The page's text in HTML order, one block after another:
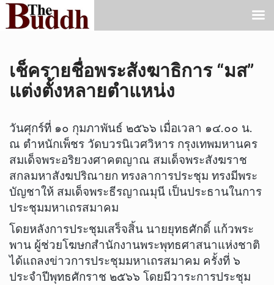
เช็ครายชื่อพระสังฆาธิการ “มส”
แต่งตั้งหลายตำแหน่ง
วันศุกร์ที่ ๑๐ กุมภาพันธ์ ๒๕๖๖ เมื่อเวลา ๑๔.๐๐ น.
ณ ตำหนักเพ็ชร วัดบวรนิเวศวิหาร กรุงเทพมหานคร
สมเด็จพระอริยวงศาคตญาณ สมเด็จพระสังฆราช
สกลมหาสังฆปริณายก ทรงลาการประชุม ทรงมีพระ
บัญชาให้ สมเด็จพระธีรญาณมุนี เป็นประธานในการ
ประชุมมหาเถรสมาคม
โดยหลังการประชุมเสร็จสิ้น นายยุทธศักดิ์ แก้วพระ
พาน ผู้ช่วยโฆษกสำนักงานพระพุทธศาสนาแห่งชาติ
ได้แถลงข่าวการประชุมมหาเถรสมาคม ครั้งที่ ๖
ประจำปีพุทธศักราช ๒๕๖๖ โดยมีวาระการประชุม